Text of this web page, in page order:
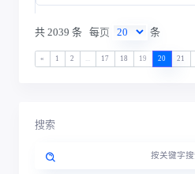
共 2039 条 每页 条
« 1 2 17 18 19 20 21
搜索